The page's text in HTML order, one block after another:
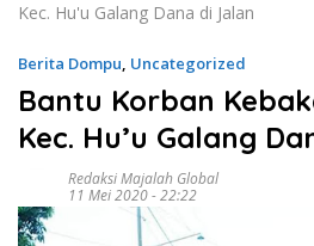
Kec. Hu'u Galang Dana di Jalan
Berita Dompu, Uncategorized
Bantu Korban
Kec. Hu’u Galang
Redaksi Majalah Global
11 Mei 2020 - 22:22